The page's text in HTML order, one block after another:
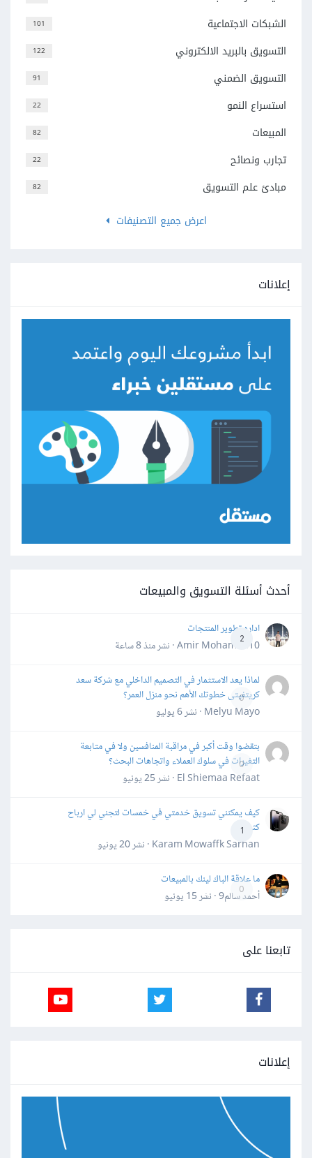
101 الشبكات الاجتماعية
122 التسويق بالبريد الالكتروني
91 التسويق الضمني
22 استسراع النمو
82 المبيعات
22 تجارب ونصائح
82
مبادئ علم التسويق
اعرض جميع التصنيفات
إعلانات
أحدث أسئلة التسويق والمبيعات
2
اداره تطوير المنتجات
Amir Mohamed10 · نشر
منذ 8 ساعة
0
لماذا يعد الاستثمار في التصميم الداخلي مع شركة سعد
كريتفيتى خطوتك الأهم نحو منزل العمر؟
Melyu Mayo · نشر
6 يوليو
0
بتقضوا وقت أكبر في مراقبة المنافسين ولا في متابعة
التغيرات في سلوك العملاء واتجاهات البحث؟
El Shiemaa Refaat · نشر
25 يونيو
1
كيف يمكنني تسويق خدمتي في خمسات لتجني لي ارباح
كثيرة
Karam Mowaffk Sarhan · نشر
20 يونيو
0
ما علاقة الباك لينك بالمبيعات
أحمد سالم9 · نشر
15 يونيو
تابعنا على
إعلانات